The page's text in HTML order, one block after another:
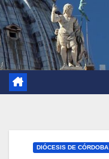
DIÓCESIS DE CÓRDOBA